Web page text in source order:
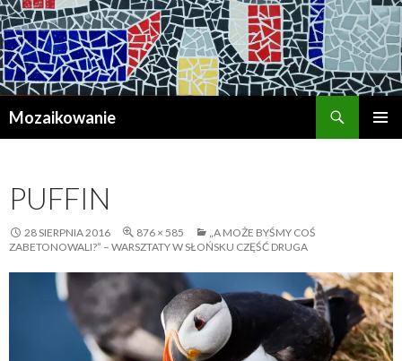
Mozaikowanie
PUFFIN
28 SIERPNIA 2016 876 × 585
„A MOŻE BYŚMY COŚ
ZABETONOWALI?” – WARSZTATY W SŁOŃSKU CZĘŚĆ DRUGA